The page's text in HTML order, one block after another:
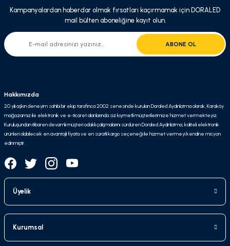
Kampanyalardan haberdar olmak fırsatları kaçırmamak için DORALED
mail bülten aboneliğine kayıt olun.
ABONE OL
Hakkımızda
20 yılı aşkın deneyim sahibi bir ekip tarafınca 2002 senesinde kurulan Doraled Aydınlatma olarak, Karaköy
mağazamız ile elektronik ve e-ticaret alanlarında siz kıymetli müşterilerimize hizmet vermekteyiz.
Kuruluşundan itibaren devamlı müşteri odaklı çalışmalarını sürdüren Doraled Aydınlatma, kaliteli elektronik
ürünleri olabilecek en avantajlı fiyata ve en süratli kargo seçeneği ile hizmet vermeyi kendine misyon
edinmiştir.
Üyelik
Kurumsal